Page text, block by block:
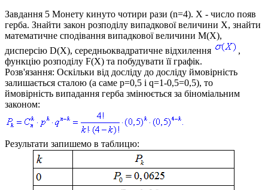
Завдання 5 Монету кинуто чотири рази (n=4). X - число появ
герба. Знайти закон розподілу випадкової величини X, знайти
математичне сподівання випадкової величини M(X),
дисперсію D(X), середньоквадратичне відхилення
,
функцію розподілу F(X) та побудувати її графік.
Розв'язання: Оскільки від досліду до досліду ймовірність
залишається сталою (а саме p=0,5 і q=1-0,5=0,5), то
ймовірність випадання герба змінюється за біноміальним
законом:
Результати запишемо в таблицю: